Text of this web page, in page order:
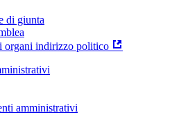
di giunta
organi indirizzo politico
amministrativi